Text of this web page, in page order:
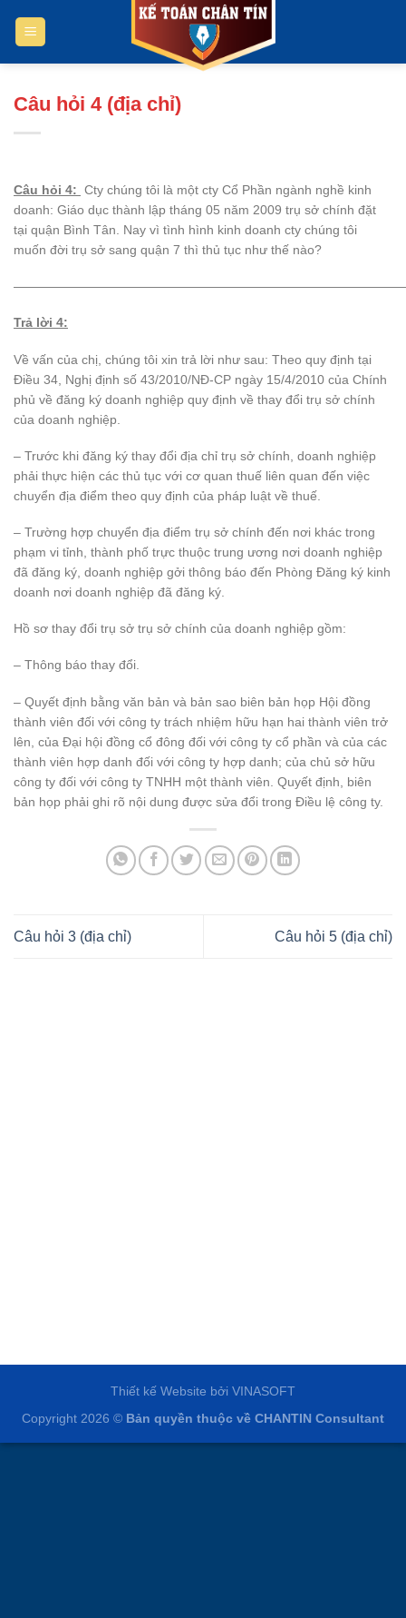
Câu hỏi 4 (địa chỉ)
Câu hỏi 4: Cty chúng tôi là một cty Cổ Phần ngành nghề kinh
doanh: Giáo dục thành lập tháng 05 năm 2009 trụ sở chính đặt
tại quận Bình Tân. Nay vì tình hình kinh doanh cty chúng tôi
muốn đời trụ sở sang quận 7 thì thủ tục như thế nào?
Trả lời 4:
Về vấn của chị, chúng tôi xin trả lời như sau: Theo quy định tại
Điều 34, Nghị định số 43/2010/NĐ-CP ngày 15/4/2010 của Chính
phủ về đăng ký doanh nghiệp quy định về thay đổi trụ sở chính
của doanh nghiệp.
– Trước khi đăng ký thay đổi địa chỉ trụ sở chính, doanh nghiệp
phải thực hiện các thủ tục với cơ quan thuế liên quan đến việc
chuyển địa điểm theo quy định của pháp luật về thuế.
– Trường hợp chuyển địa điểm trụ sở chính đến nơi khác trong
phạm vi tỉnh, thành phố trực thuộc trung ương nơi doanh nghiệp
đã đăng ký, doanh nghiệp gởi thông báo đến Phòng Đăng ký kinh
doanh nơi doanh nghiệp đã đăng ký.
Hồ sơ thay đổi trụ sở trụ sở chính của doanh nghiệp gồm:
– Thông báo thay đổi.
– Quyết định bằng văn bản và bản sao biên bản họp Hội đồng
thành viên đối với công ty trách nhiệm hữu hạn hai thành viên trở
lên, của Đại hội đồng cổ đông đối với công ty cổ phần và của các
thành viên hợp danh đối với công ty hợp danh; của chủ sở hữu
công ty đối với công ty TNHH một thành viên. Quyết định, biên
bản họp phải ghi rõ nội dung được sửa đổi trong Điều lệ công ty.
Câu hỏi 3 (địa chỉ) Câu hỏi 5 (địa chỉ)
Thiết kế Website bởi VINASOFT
Copyright 2026 © Bản quyền thuộc về CHANTIN Consultant